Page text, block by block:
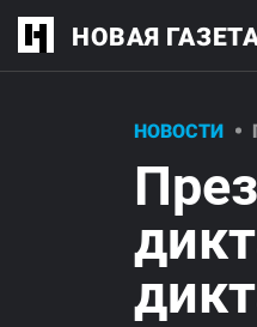
НОВАЯ
НОВОСТИ